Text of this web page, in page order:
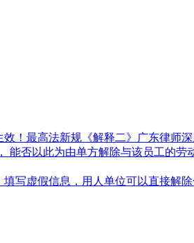
效！最高法新规《解释二》广东律师
能否以此为由单方解除与该员工的劳
填写虚假信息，用人单位可以直接解